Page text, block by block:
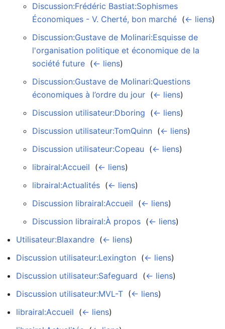
Discussion:Frédéric Bastiat:Sophismes
Économiques - V. Cherté, bon marché (← liens)
Discussion:Gustave de Molinari:Esquisse de
l'organisation politique et économique de la
société future (← liens)
Discussion:Gustave de Molinari:Questions
économiques à l’ordre du jour (← liens)
Discussion utilisateur:Dboring (← liens)
Discussion utilisateur:TomQuinn (← liens)
Discussion utilisateur:Copeau (← liens)
librairal:Accueil (← liens)
librairal:Actualités (← liens)
Discussion librairal:Accueil (← liens)
Discussion librairal:À propos (← liens)
Utilisateur:Blaxandre (← liens)
Discussion utilisateur:Lexington (← liens)
Discussion utilisateur:Safeguard (← liens)
Discussion utilisateur:MVL-T (← liens)
librairal:Accueil (← liens)